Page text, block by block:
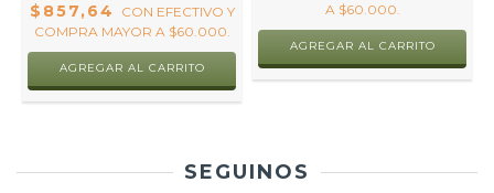
$857,64 CON EFECTIVO Y
COMPRA MAYOR A $60.000.
AGREGAR AL CARRITO
A $60.000.
AGREGAR AL CARRITO
SEGUINOS